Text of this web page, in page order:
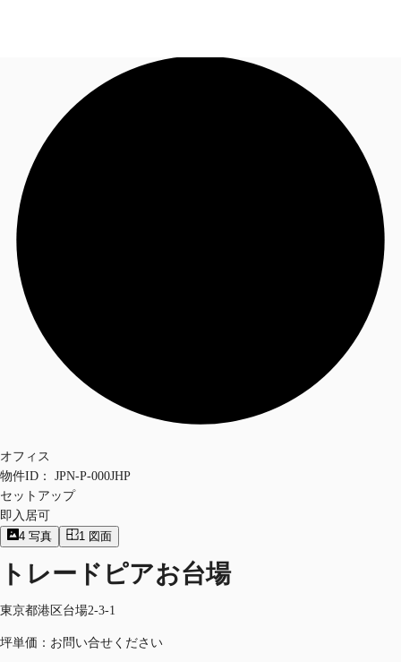
オフィス・事務所
倉庫・物流センター
お電話
オフィス
物件ID：
JPN-P-000JHP
セットアップ
即入居可
4 写真 1 図面
トレードピアお台場
東京都港区台場2-3-1
坪単価：お問い合せください